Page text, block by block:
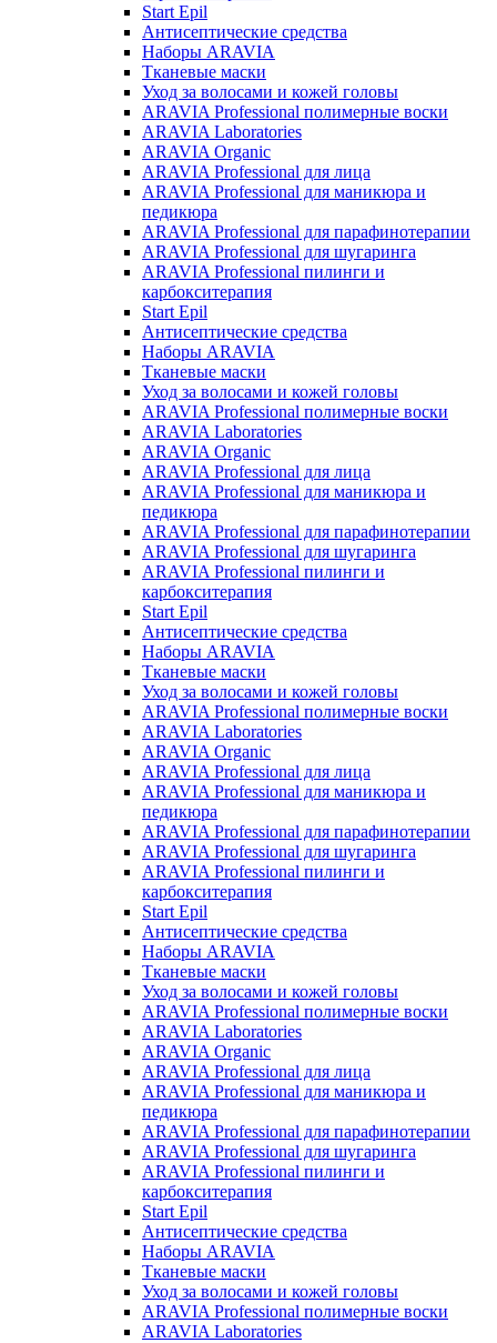
Start Epil
Антисептические средства
Наборы ARAVIA
Тканевые маски
Уход за волосами и кожей головы
ARAVIA Professional полимерные воски
ARAVIA Laboratories
ARAVIA Organic
ARAVIA Professional для лица
ARAVIA Professional для маникюра и
педикюра
ARAVIA Professional для парафинотерапии
ARAVIA Professional для шугаринга
ARAVIA Professional пилинги и
карбокситерапия
Start Epil
Антисептические средства
Наборы ARAVIA
Тканевые маски
Уход за волосами и кожей головы
ARAVIA Professional полимерные воски
ARAVIA Laboratories
ARAVIA Organic
ARAVIA Professional для лица
ARAVIA Professional для маникюра и
педикюра
ARAVIA Professional для парафинотерапии
ARAVIA Professional для шугаринга
ARAVIA Professional пилинги и
карбокситерапия
Start Epil
Антисептические средства
Наборы ARAVIA
Тканевые маски
Уход за волосами и кожей головы
ARAVIA Professional полимерные воски
ARAVIA Laboratories
ARAVIA Organic
ARAVIA Professional для лица
ARAVIA Professional для маникюра и
педикюра
ARAVIA Professional для парафинотерапии
ARAVIA Professional для шугаринга
ARAVIA Professional пилинги и
карбокситерапия
Start Epil
Антисептические средства
Наборы ARAVIA
Тканевые маски
Уход за волосами и кожей головы
ARAVIA Professional полимерные воски
ARAVIA Laboratories
ARAVIA Organic
ARAVIA Professional для лица
ARAVIA Professional для маникюра и
педикюра
ARAVIA Professional для парафинотерапии
ARAVIA Professional для шугаринга
ARAVIA Professional пилинги и
карбокситерапия
Start Epil
Антисептические средства
Наборы ARAVIA
Тканевые маски
Уход за волосами и кожей головы
ARAVIA Professional полимерные воски
ARAVIA Laboratories